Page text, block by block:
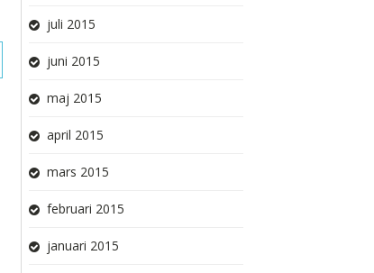
juli 2015
juni 2015
maj 2015
april 2015
mars 2015
februari 2015
januari 2015